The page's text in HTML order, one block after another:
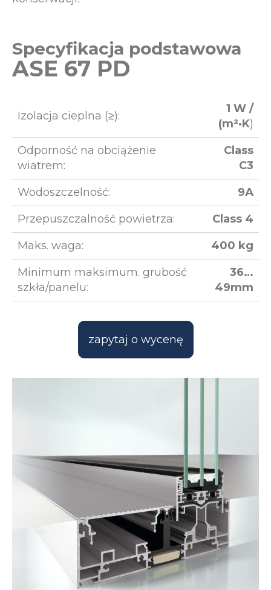
Specyfikacja podstawowa
ASE 67 PD
Izolacja cieplna (≥):
1 W /
(m²·K)
Odporność na obciążenie
wiatrem:
Class
C3
Wodoszczelność:
9А
Przepuszczalność powietrza:
Class 4
Maks. waga:
400 kg
Minimum maksimum. grubość
szkła/panelu:
36…
49mm
zapytaj o wycenę